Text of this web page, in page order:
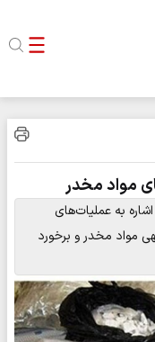
مواد مخدر
به عملیات‌های
مواد مخدر و برخورد